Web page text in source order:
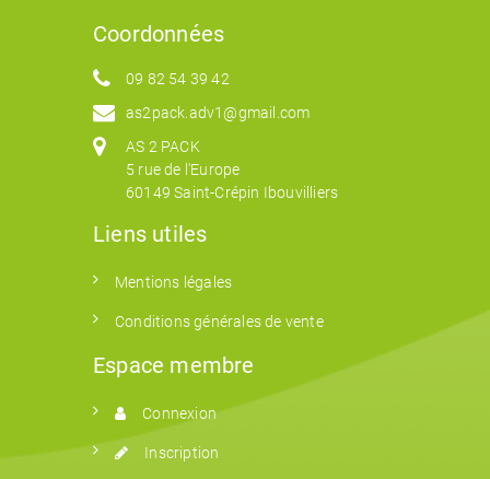
Coordonnées
09 82 54 39 42
as2pack.adv1@gmail.com
AS 2 PACK
5 rue de l'Europe
60149 Saint-Crépin Ibouvilliers
Liens utiles
Mentions légales
Conditions générales de vente
Espace membre
Connexion
Inscription